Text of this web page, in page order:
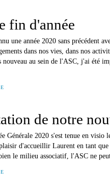
fin d'année
une année 2020 sans précédent
dans nos vies, dans nos
nouveau au sein de l'ASC, j'ai été
de notre
Générale 2020 s'est tenue en visio
d'accueillir Laurent en tant
le milieu associatif, l'ASC ne